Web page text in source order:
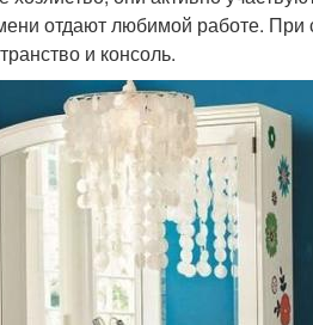
отдают любимой работе. При
и консоль.